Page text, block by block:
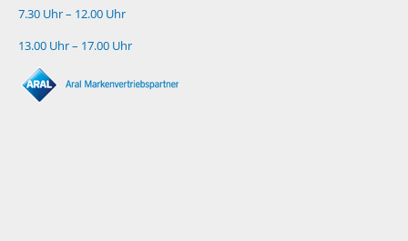
7.30 Uhr – 12.00 Uhr
13.00 Uhr – 17.00 Uhr